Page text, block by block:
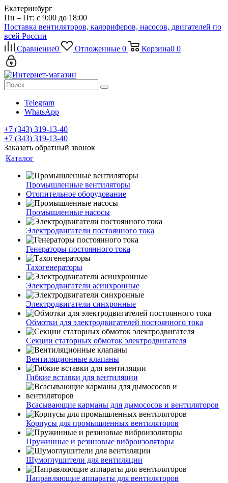
Екатеринбург
Пн – Пт: с 9:00 до 18:00
Поставка вентиляторов, калориферов, насосов, двигателей по
всей России
Сравнение0 Отложенные 0 Корзина0 0
Telegram
WhatsApp
+7 (343) 319-13-40
+7 (343) 319-13-40
Заказать обратный звонок
Каталог
Промышленные вентиляторы
Отопительное оборудование
Промышленные насосы
Электродвигатели постоянного тока
Генераторы постоянного тока
Тахогенераторы
Электродвигатели асинхронные
Электродвигатели синхронные
Обмотки для электродвигателей постоянного тока
Секции статорных обмоток электродвигателя
Вентиляционные клапаны
Гибкие вставки для вентиляции
Всасывающие карманы для дымососов и вентиляторов
Корпусы для промышленных вентиляторов
Пружинные и резиновые виброизоляторы
Шумоглушители для вентиляции
Направляющие аппараты для вентиляторов